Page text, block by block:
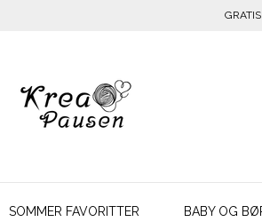
SOMMER FAVORITTER BABY OG